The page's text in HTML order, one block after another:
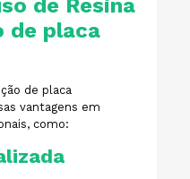
de Resina
de placa
de placa
vantagens em
como: